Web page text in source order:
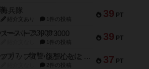
39 PT
海兵隊
紹介文あり 1件の投稿
39 PT
スーパーストア3000
1件の投稿
37 PT
フリップ７：復讐心とともに
2件の投稿